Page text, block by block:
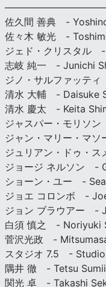
佐久間 善典 -
佐々木 敏光 -
ジェド・クリスタル
志岐 純一 - Junichi
ジノ・サルファッテ
清水 大輔 - Daisuke
清水 慶太 - Keita
ジャスパー・モリソ
ジャン・マリー・マ
ジュリアン・ドゥ・
ジョージ ネルソン -
ショーン・ユー -
ジョエ コロンボ -
ジョン ブラウアー -
白須 慎之 - Noriyuki
菅沢光政 -
スタジオ 7.5 - Studio
隅井 徹 - Tetsu
関光 卓 - Takashi